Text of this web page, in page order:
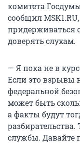
комитета
сообщил
придерживаться
доверять слухам.
— Я пока не в
Если это взрывы
федеральной
может быть
а факты будут
службы. Давайте